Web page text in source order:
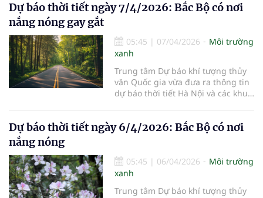
Dự báo thời tiết ngày 7/4/2026: Bắc Bộ có nơi
nắng nóng gay gắt
05:45 | 07/04/2026
Môi trường
xanh
Trung tâm Dự báo khí tượng thủy
văn Quốc gia vừa đưa ra thông tin
dự báo thời tiết Hà Nội và các khu
Dự báo thời tiết ngày 6/4/2026: Bắc Bộ có nơi
nắng nóng
05:45 | 06/04/2026
Môi trường
xanh
Trung tâm Dự báo khí tượng thủy